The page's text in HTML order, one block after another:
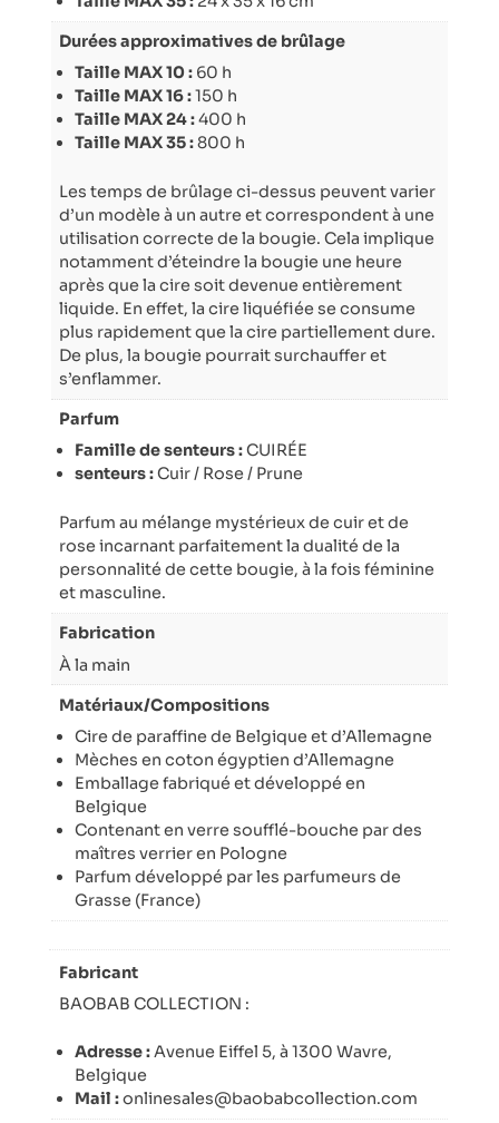
Durées approximatives de brûlage
Taille MAX 10 : 60 h
Taille MAX 16 :150 h
Taille MAX 24 :400 h
Taille MAX 35 :800 h
Les temps de brûlage ci-dessus peuvent varier
d’un modèle à un autre et correspondent à une
utilisation correcte de la bougie. Cela implique
notamment d’éteindre la bougie une heure
après que la cire soit devenue entièrement
liquide. En effet, la cire liquéfiée se consume
plus rapidement que la cire partiellement dure.
De plus, la bougie pourrait surchauffer et
s’enflammer.
Parfum
Famille de senteurs :CUIRÉE
senteurs :Cuir / Rose / Prune
Parfum au mélange mystérieux de cuir et de
rose incarnant parfaitement la dualité de la
personnalité de cette bougie, à la fois féminine
et masculine.
Fabrication
À la main
Matériaux/Compositions
Cire de paraffine de Belgique et d’Allemagne
Mèches en coton égyptien d’Allemagne
Emballage fabriqué et développé en
Belgique
Contenant en verre soufflé-bouche par des
maîtres verrier en Pologne
Parfum développé par les parfumeurs de
Grasse (France)
Fabricant
BAOBAB COLLECTION :
Adresse :Avenue Eiffel 5, à 1300 Wavre,
Belgique
Mail :onlinesales@baobabcollection.com